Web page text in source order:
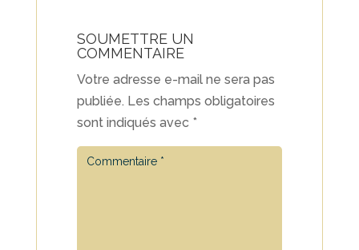
SOUMETTRE UN
COMMENTAIRE
Votre adresse e-mail ne sera pas
publiée. Les champs obligatoires
sont indiqués avec *